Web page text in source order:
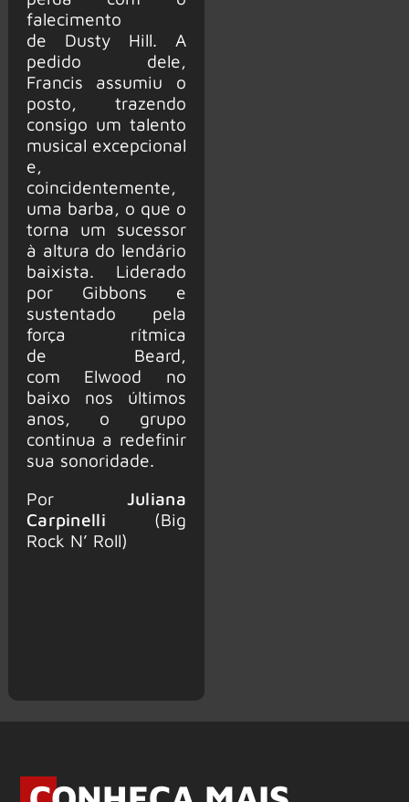
falecimento
de Dusty Hill. A
pedido dele,
Francis assumiu o
posto, trazendo
consigo um talento
musical excepcional
e,
coincidentemente,
uma barba, o que o
torna um sucessor
à altura do lendário
baixista. Liderado
por Gibbons e
sustentado pela
força rítmica
de Beard,
com Elwood no
baixo nos últimos
anos, o grupo
continua a redefinir
sua sonoridade.
Por Juliana
Carpinelli (Big
Rock N’ Roll)